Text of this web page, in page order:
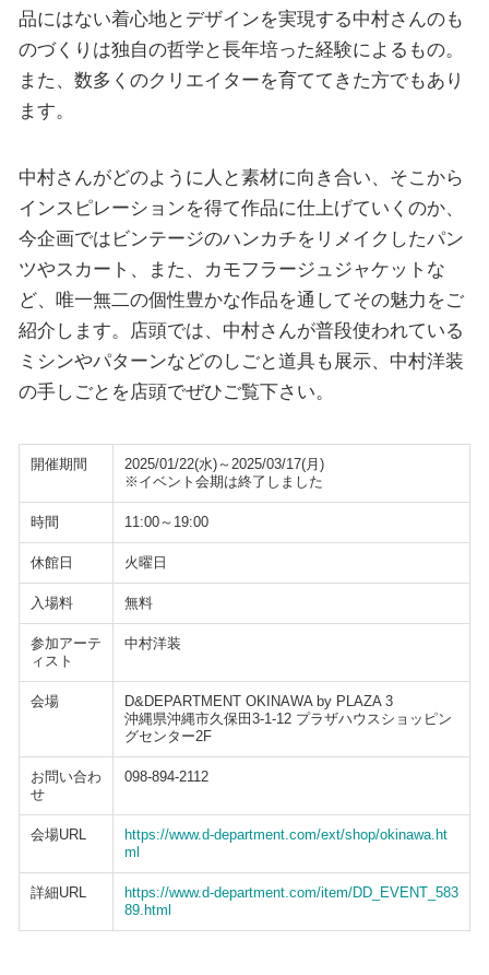
品にはない着心地とデザインを実現する中村さんのも
のづくりは独自の哲学と長年培った経験によるもの。
また、数多くのクリエイターを育ててきた方でもあり
ます。
中村さんがどのように人と素材に向き合い、そこから
インスピレーションを得て作品に仕上げていくのか、
今企画ではビンテージのハンカチをリメイクしたパン
ツやスカート、また、カモフラージュジャケットな
ど、唯一無二の個性豊かな作品を通してその魅力をご
紹介します。店頭では、中村さんが普段使われている
ミシンやパターンなどのしごと道具も展示、中村洋装
の手しごとを店頭でぜひご覧下さい。
開催期間
2025/01/22(水)～2025/03/17(月)
※イベント会期は終了しました
時間 11:00～19:00
休館日 火曜日
入場料 無料
参加アーテ
ィスト
中村洋装
会場
D&DEPARTMENT OKINAWA by PLAZA 3
沖縄県沖縄市久保田3-1-12 プラザハウスショッピン
グセンター2F
お問い合わ
せ
098-894-2112
会場URL
https://www.d-department.com/ext/shop/okinawa.ht
ml
詳細URL
https://www.d-department.com/item/DD_EVENT_583
89.html